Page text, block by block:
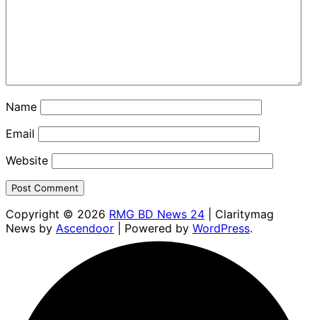
Name
Email
Website
Copyright © 2026 RMG BD News 24 | Claritymag
News by Ascendoor | Powered by WordPress.